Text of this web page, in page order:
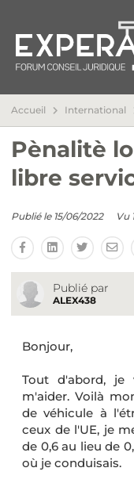
Accueil International
Pènalitè
libre
Publié le 15/06/2022 Vu
Publié par
ALEX438
Bonjour,
Tout d'abord, je
m'aider. Voilà
de véhicule à
ceux de l'UE, je
de 0,6 au lieu de
où je conduisais.